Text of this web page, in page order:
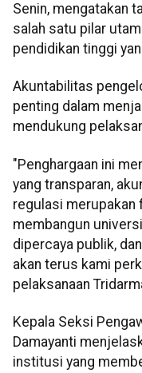
Senin, mengatakan
salah satu pilar
pendidikan tinggi
Akuntabilitas
penting dalam
mendukung
"Penghargaan ini
yang transparan,
regulasi merupakan
membangun
dipercaya publik,
akan terus kami
pelaksanaan
Kepala Seksi
Damayanti
institusi yang